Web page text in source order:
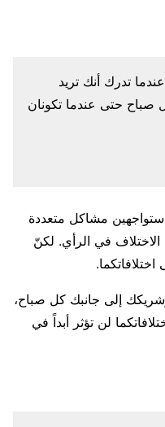
تدرك أنك تريد
حتى عندما تكونان
ستواجهين مشاكل متعددة
في الرأي. لكنّ
إلى جانبك كل صباح،
لن تؤثر أبداً في